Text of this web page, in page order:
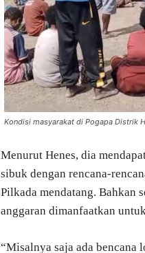
Kondisi masyarakat di Pogapa Distrik
Menurut Henes, dia
sibuk dengan rencana-
Pilkada mendatang. Bahkan
anggaran dimanfaatkan
“Misalnya saja ada bencana